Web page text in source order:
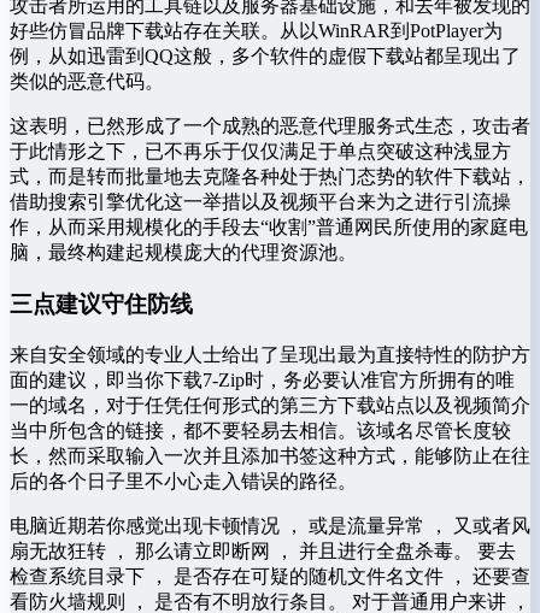
攻击者所运用的工具链以及服务器基础设施，和去年被发现的
好些仿冒品牌下载站存在关联。从以WinRAR到PotPlayer为
例，从如迅雷到QQ这般，多个软件的虚假下载站都呈现出了
类似的恶意代码。
这表明，已然形成了一个成熟的恶意代理服务式生态，攻击者
于此情形之下，已不再乐于仅仅满足于单点突破这种浅显方
式，而是转而批量地去克隆各种处于热门态势的软件下载站，
借助搜索引擎优化这一举措以及视频平台来为之进行引流操
作，从而采用规模化的手段去“收割”普通网民所使用的家庭电
脑，最终构建起规模庞大的代理资源池。
三点建议守住防线
来自安全领域的专业人士给出了呈现出最为直接特性的防护方
面的建议，即当你下载7-Zip时，务必要认准官方所拥有的唯
一的域名，对于任凭任何形式的第三方下载站点以及视频简介
当中所包含的链接，都不要轻易去相信。该域名尽管长度较
长，然而采取输入一次并且添加书签这种方式，能够防止在往
后的各个日子里不小心走入错误的路径。
电脑近期若你感觉出现卡顿情况 ， 或是流量异常 ， 又或者风
扇无故狂转 ， 那么请立即断网 ， 并且进行全盘杀毒。 要去
检查系统目录下 ， 是否存在可疑的随机文件名文件 ， 还要查
看防火墙规则 ， 是否有不明放行条目。 对于普通用户来讲 ，